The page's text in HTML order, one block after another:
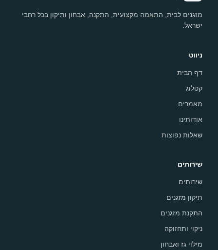
מזגנים לבית, התאמה מקצועית, התקנה, אבחון ותיקון בכל רחבי
ישראל.
ניווט
דף הבית
קטלוג
מאמרים
אודותינו
שאלות נפוצות
שירותים
שירותים
תיקון מזגנים
התקנת מזגנים
ניקוי ותחזוקה
מילוי גז ואבחון